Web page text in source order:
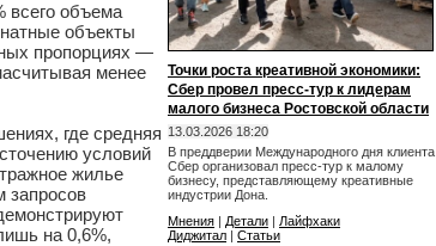
всего объема
объекты
пропорциях —
менее
где средняя
условий
жилье
запросов
на 0,6%,
Точки роста креативной экономики:
Сбер провел пресс-тур к лидерам
малого бизнеса Ростовской области
13.03.2026 18:20
В преддверии Международного дня клиента
Сбер организовал пресс-тур к малому
бизнесу, представляющему креативные
индустрии Дона.
Мнения | Детали | Лайфхаки
Диджитал | Статьи